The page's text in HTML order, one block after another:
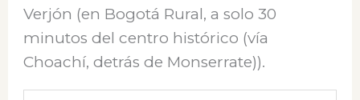
Verjón (en Bogotá Rural, a solo 30
minutos del centro histórico (vía
Choachí, detrás de Monserrate)).